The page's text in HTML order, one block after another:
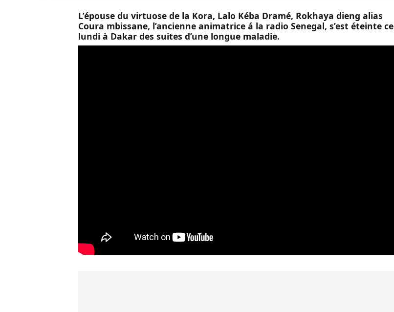
L’épouse du virtuose de la Kora, Lalo Kéba Dramé, Rokhaya dieng alias
Coura mbissane, l’ancienne animatrice á la radio Senegal, s’est éteinte ce
lundi à Dakar des suites d’une longue maladie.